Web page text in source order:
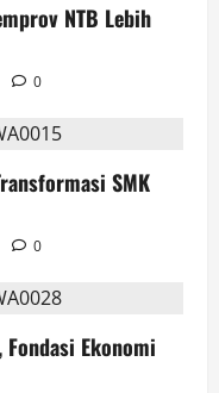
NTB Lebih
0
SMK
0
Fondasi Ekonomi